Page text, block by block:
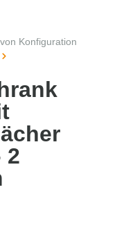
Konfiguration
2